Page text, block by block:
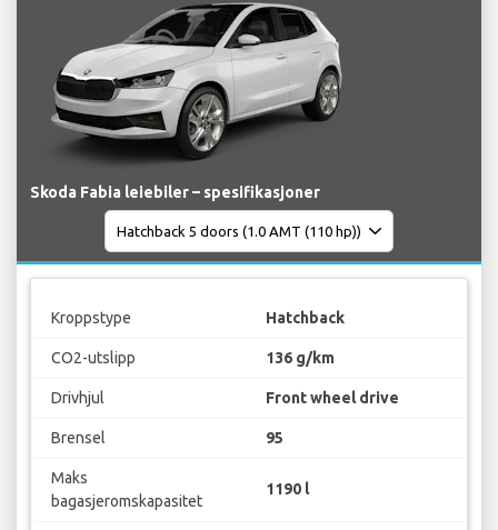
Skoda Fabia leiebiler – spesifikasjoner
Kroppstype Hatchback
CO2-utslipp 136 g/km
Drivhjul Front wheel drive
Brensel 95
Maks
bagasjeromskapasitet
1190 l